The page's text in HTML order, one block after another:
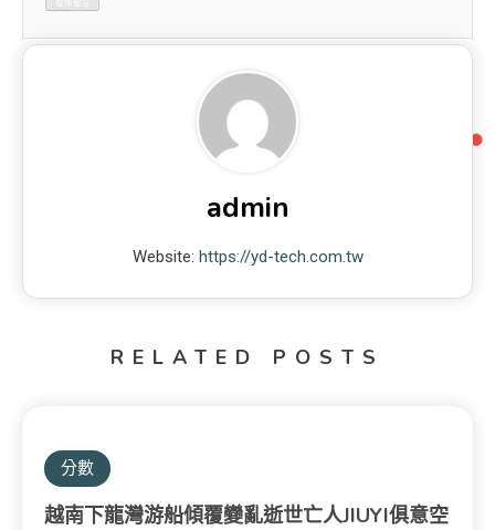
admin
Website: https://yd-tech.com.tw
RELATED POSTS
分數
越南下龍灣游船傾覆變亂逝世亡人JIUYI俱意空